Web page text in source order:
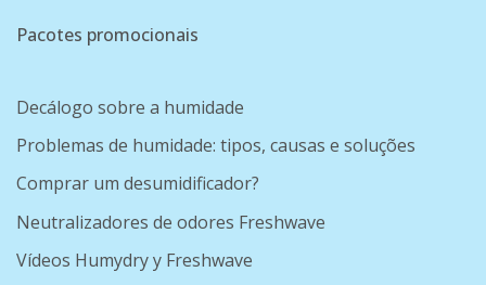
Pacotes promocionais
Decálogo sobre a humidade
Problemas de humidade: tipos, causas e soluções
Comprar um desumidificador?
Neutralizadores de odores Freshwave
Vídeos Humydry y Freshwave